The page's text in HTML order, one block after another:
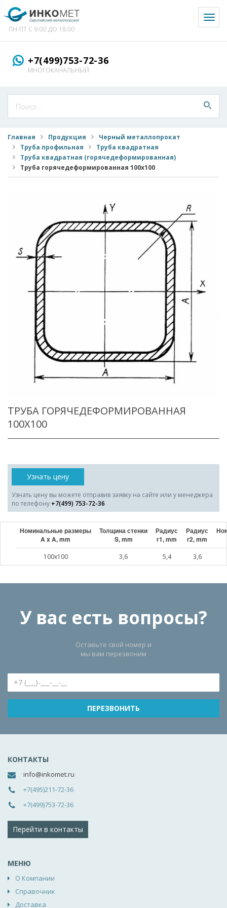
ПН-ПТ С 9:00 ДО 18:00
+7(499)753-72-36
МНОГОКАНАЛЬНЫЙ
Главная Продукция
Черный металлопрокат
Труба профильная
Труба квадратная
Труба квадратная (горячедеформированная)
Труба горячедеформированная 100x100
ТРУБА ГОРЯЧЕДЕФОРМИРОВАННАЯ
100X100
Узнать цену
Узнать цену вы можете отправив заявку на сайте или у менеджера
по телефону +7(499) 753-72-36
Номинальные размеры
A x A, mm
Толщина стенки
S, mm
Радиус
r1, mm
Радиус
r2, mm
100x100 3,6 5,4 3,6
У вас есть вопросы?
Оставьте свой номер и
мы вам перезвоним
КОНТАКТЫ
info@inkomet.ru
+7(495)211-72-36
+7(499)753-72-36
Перейти в контакты
МЕНЮ
О Компании
Справочник
Доставка